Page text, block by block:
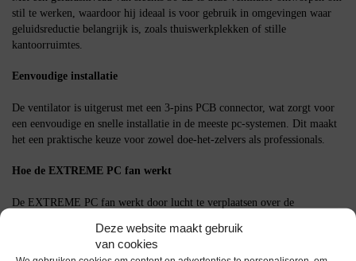
Deze website maakt gebruik
van cookies
stil te werken, waardoor hij ideaal is voor gebruik in omgevingen waar
geluidsreductie belangrijk is, zoals thuiswerkplekken of stille
kantoorruimtes.
Eenvoudige installatie
De ventilator is uitgerust met een 3-pins PCB connector, wat zorgt voor
een eenvoudige en snelle installatie in de meeste pc-systemen. Dit maakt
het een praktische keuze voor zowel doe-het-zelvers als professionals.
Hoe de EXTREME PC fan werkt
De EXTREME PC fan werkt door lucht te verplaatsen over de
temperatuur binnen de behuizing wordt verlaagd. De ventilator wordt
aangedreven door een 12V DC stroombron en kan eenvoudig worden